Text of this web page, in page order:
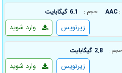
AAC حجم : 6.1 گیگابایت
وارد شوید زیرنویس
حجم : 2.8 گیگابایت
وارد شوید زیرنویس